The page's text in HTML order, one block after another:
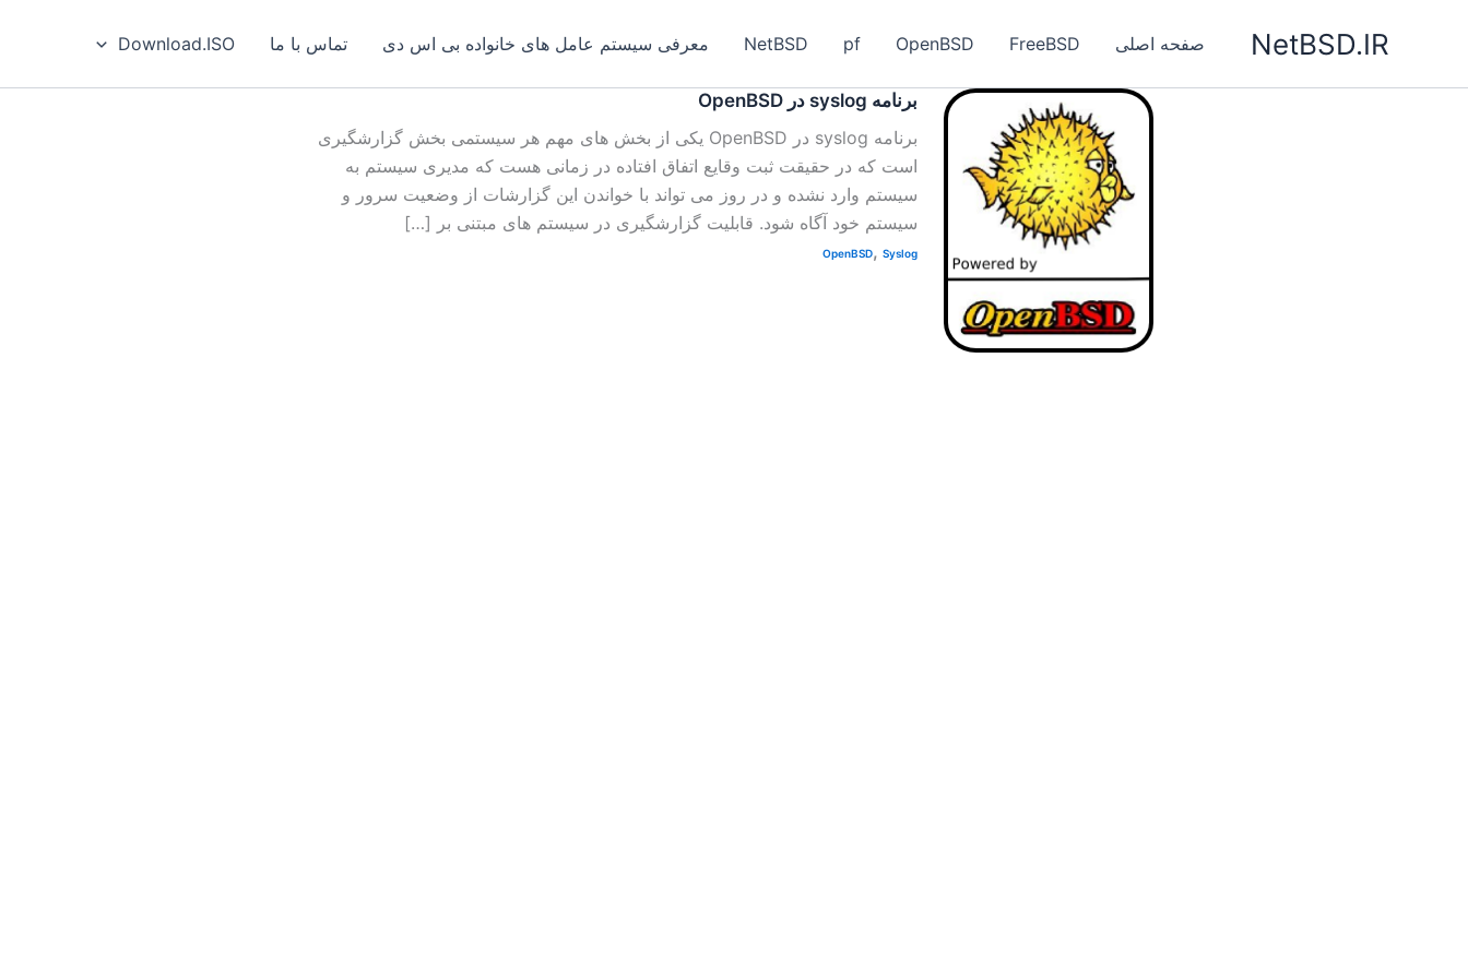
NetBSD.IR صفحه اصلی FreeBSD
OpenBSD
pf
NetBSD معرفی سیستم عامل های خانواده بی‌ اس‌ دی تماس با ما Download.ISO
برنامه syslog در OpenBSD
برنامه syslog در OpenBSD یکی از بخش های مهم هر سیستمی بخش گزارشگیری
است که در حقیقت ثبت وقایع اتفاق افتاده در زمانی هست که مدیری سیستم به
سیستم وارد نشده و در روز می تواند با خواندن این گزارشات از وضعیت سرور و
سیستم خود آگاه شود. قابلیت گزارشگیری در سیستم های مبتنی بر […]
OpenBSD, Syslog